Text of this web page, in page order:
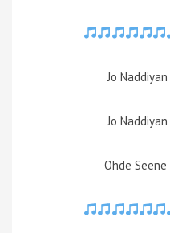
Jo
Jo
Ohde